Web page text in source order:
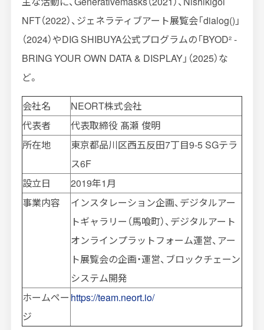
NFT（2022）、ジェネラティブアート展覧会「dialog() 」
（2024）やDIG SHIBUYA公式プログラムの「BYOD² -
BRING YOUR OWN DATA & DISPLAY」（2025）な
ど。
会社名 NEORT株式会社
代表者
代表取締役 髙瀬 俊明
所在地
東京都品川区西五反田7丁目9-5 SGテラ
ス6F
設立日
2019年1月
事業内容
インスタレーション企画、デジタルアー
トギャラリー（馬喰町）、デジタルアート
オンラインプラットフォーム運営、アー
ト展覧会の企画・運営、ブロックチェーン
システム開発
ホームペー
ジ
https://team.neort.io/